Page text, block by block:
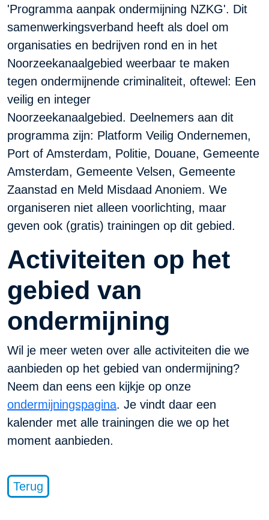
'Programma aanpak ondermijning NZKG'. Dit
samenwerkingsverband heeft als doel om
organisaties en bedrijven rond en in het
Noorzeekanaalgebied weerbaar te maken
tegen ondermijnende criminaliteit, oftewel: Een
veilig en integer
Noorzeekanaalgebied. Deelnemers aan dit
programma zijn: Platform Veilig Ondernemen,
Port of Amsterdam, Politie, Douane, Gemeente
Amsterdam, Gemeente Velsen, Gemeente
Zaanstad en Meld Misdaad Anoniem. We
organiseren niet alleen voorlichting, maar
geven ook (gratis) trainingen op dit gebied.
Activiteiten op het
gebied van
ondermijning
Wil je meer weten over alle activiteiten die we
aanbieden op het gebied van ondermijning?
Neem dan eens een kijkje op onze
ondermijningspagina. Je vindt daar een
kalender met alle trainingen die we op het
moment aanbieden.
Terug